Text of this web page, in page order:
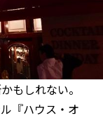
もしれない。
『ハウス・オ